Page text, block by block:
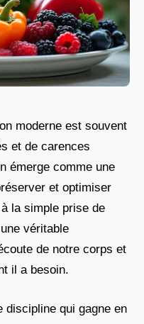
moderne est souvent
et de carences
émerge comme une
et optimiser
la simple prise de
véritable
de notre corps et
il a besoin.
discipline qui gagne en